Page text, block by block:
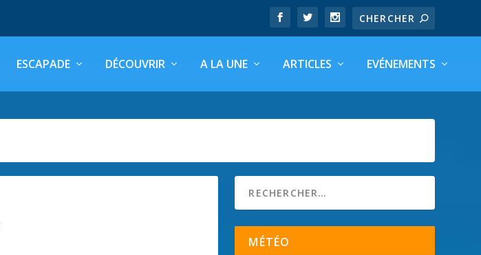
ESCAPADE DÉCOUVRIR A LA UNE ARTICLES EVÉNEMENTS
MÉTÉO